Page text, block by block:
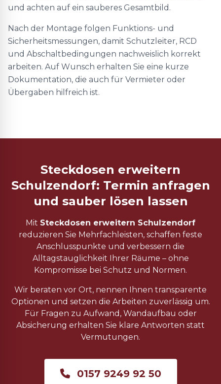
und achten auf ein sauberes Gesamtbild.
Nach der Montage folgen Funktions- und
Sicherheitsmessungen, damit Schutzleiter, RCD
und Abschaltbedingungen nachweislich korrekt
arbeiten. Auf Wunsch erhalten Sie eine kurze
Dokumentation, die auch für Vermieter oder
Übergaben hilfreich ist.
Steckdosen erweitern
Schulzendorf: Termin anfragen
und sauber lösen lassen
Mit Steckdosen erweitern Schulzendorf
reduzieren Sie Mehrfachleisten, schaffen feste
Anschlusspunkte und verbessern die
Alltagstauglichkeit Ihrer Räume – ohne
Kompromisse bei Schutz und Normen.
Wir beraten vor Ort, nennen Ihnen transparente
Optionen und setzen die Arbeiten zuverlässig um.
Für Fragen zu Aufwand, Wandaufbau oder
Absicherung erhalten Sie klare Antworten statt
Vermutungen.
0157 9249 92 50